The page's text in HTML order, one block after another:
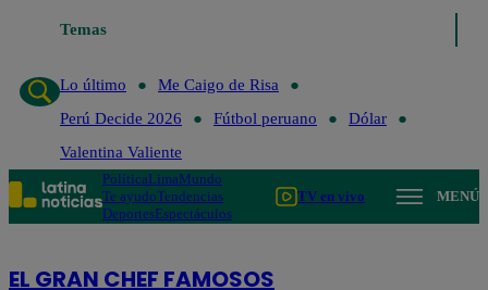
TemasLo último
Lo último
Me Caigo de Risa
Perú Decide 2026
Fútbol peruano
Dólar
Valentina Valiente
PolíticaLimaMundo
Te ayudoTendencias
DeportesEspectáculos
TV en vivo MENÚ
EL GRAN CHEF FAMOSOS